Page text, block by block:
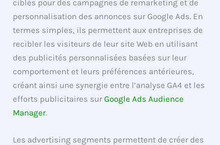
ciblés pour des campagnes de remarketing et de
personnalisation des annonces sur Google Ads. En
termes simples, ils permettent aux entreprises de
recibler les visiteurs de leur site Web en utilisant
des publicités personnalisées basées sur leur
comportement et leurs préférences antérieures,
créant ainsi une synergie entre l’analyse GA4 et les
efforts publicitaires surGoogle Ads Audience
Manager.
Les advertising segments permettent de créer des